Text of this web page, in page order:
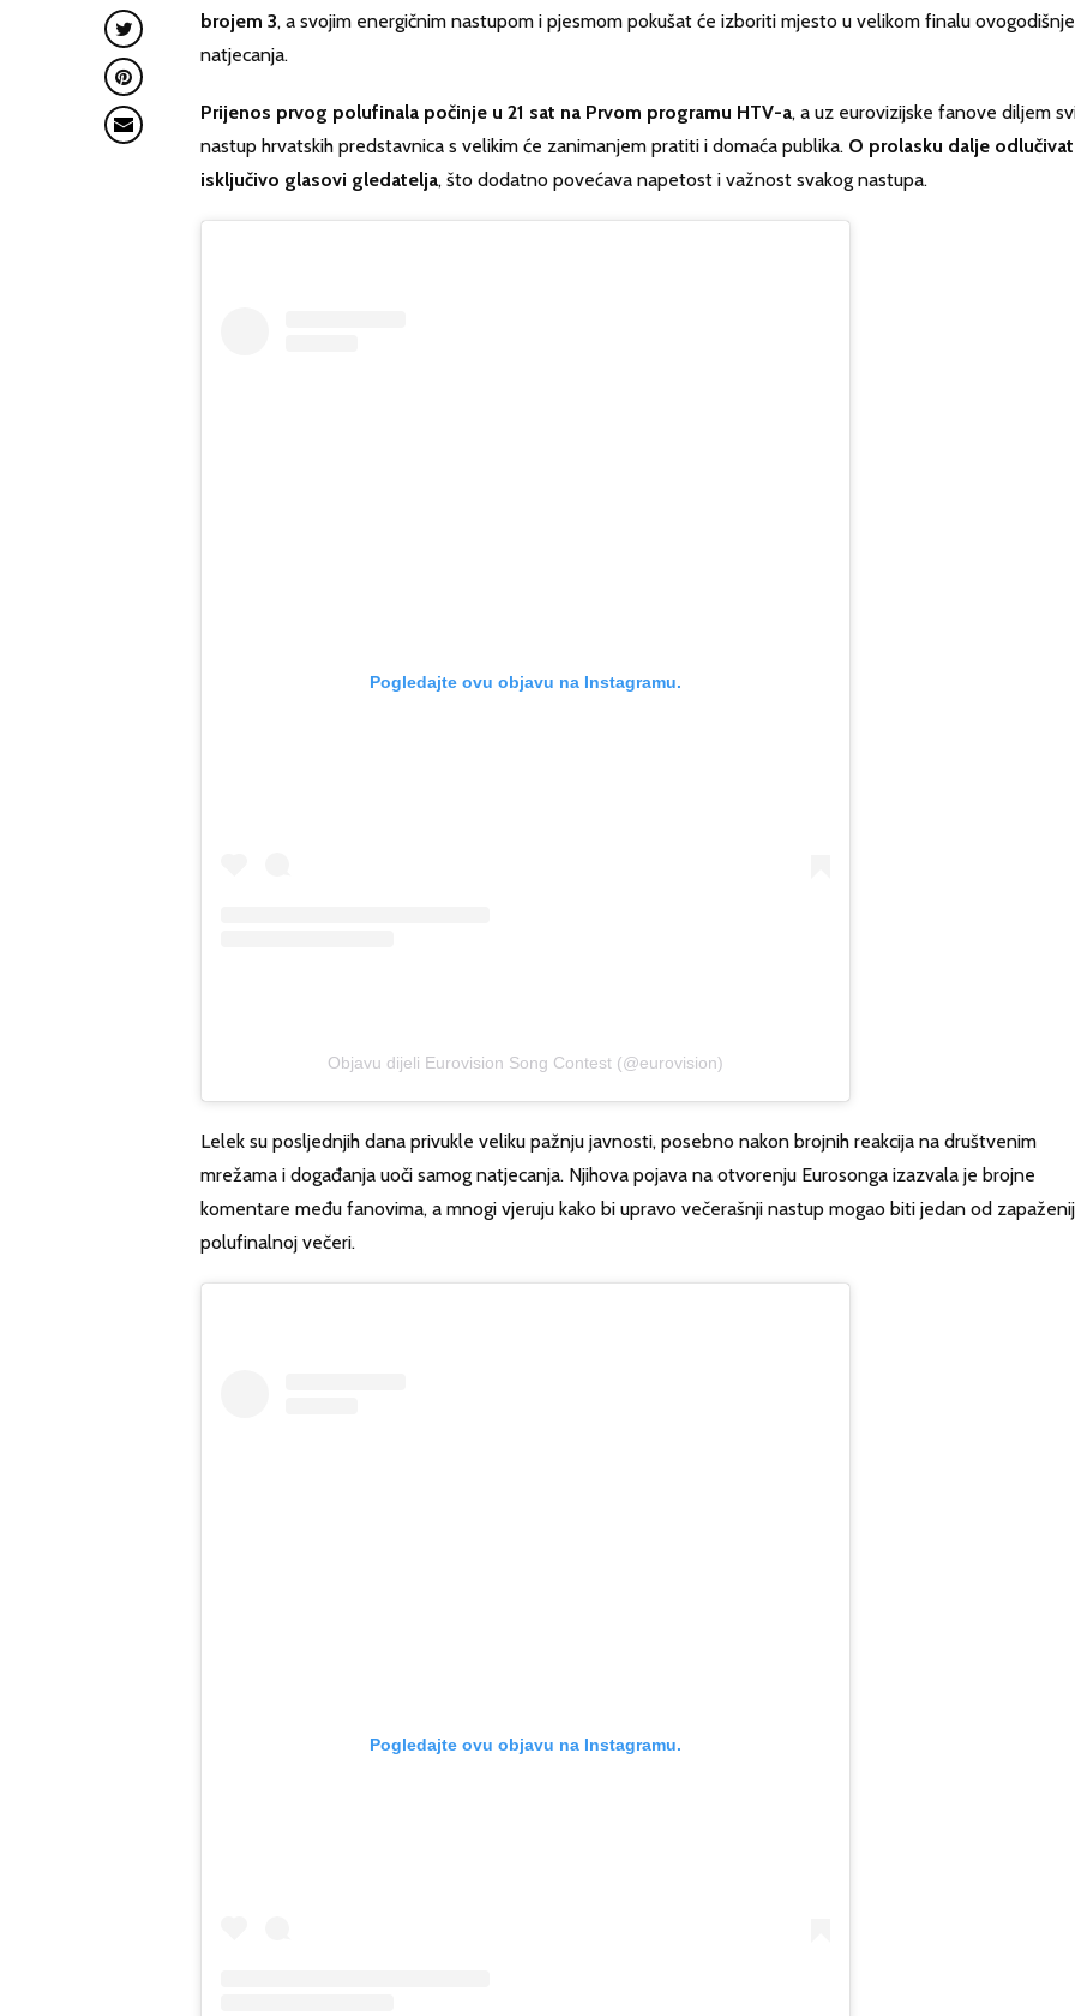
brojem 3, a svojim energičnim nastupom i pjesmom pokušat će izboriti mjesto u velikom finalu
natjecanja.
Prijenos prvog polufinala počinje u 21 sat na Prvom programu HTV-a, a uz eurovizijske fanove diljem
nastup hrvatskih predstavnica s velikim će zanimanjem pratiti i domaća publika. O prolasku dalje
isključivo glasovi gledatelja, što dodatno povećava napetost i važnost svakog nastupa.
Pogledajte ovu objavu na Instagramu.
Objavu dijeli Eurovision Song Contest (@eurovision)
Lelek su posljednjih dana privukle veliku pažnju javnosti, posebno nakon brojnih reakcija na društvenim
mrežama i događanja uoči samog natjecanja. Njihova pojava na otvorenju Eurosonga izazvala je brojne
komentare među fanovima, a mnogi vjeruju kako bi upravo večerašnji nastup mogao biti jedan od
polufinalnoj večeri.
Pogledajte ovu objavu na Instagramu.